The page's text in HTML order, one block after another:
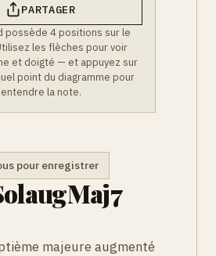
PARTAGER
possède 4 positions sur le
les flèches pour voir
et doigté — et appuyez sur
point du diagramme pour
entendre la note.
pour enregistrer
majeure augmenté